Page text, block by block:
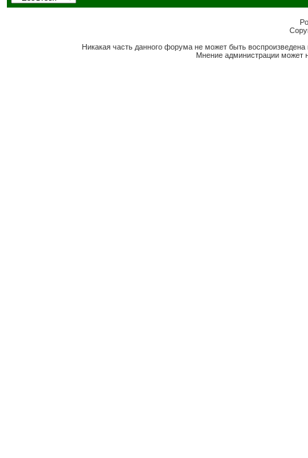
Никакая часть данного форума не может быть
Мнение администрации может